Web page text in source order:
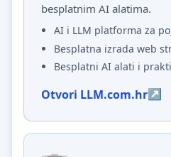
besplatnim AI alatima.
AI i LLM platforma za
Besplatna izrada web
Besplatni AI alati i
Otvori LLM.com.hr